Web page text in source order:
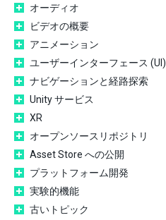
オーディオ
ビデオの概要
アニメーション
ユーザーインターフェース (UI)
ナビゲーションと経路探索
Unity サービス
XR
オープンソースリポジトリ
Asset Store への公開
プラットフォーム開発
実験的機能
古いトピック